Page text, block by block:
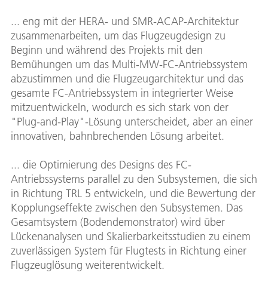
... eng mit der HERA- und SMR-ACAP-Architektur
zusammenarbeiten, um das Flugzeugdesign zu
Beginn und während des Projekts mit den
Bemühungen um das Multi-MW-FC-Antriebssystem
abzustimmen und die Flugzeugarchitektur und das
gesamte FC-Antriebssystem in integrierter Weise
mitzuentwickeln, wodurch es sich stark von der
"Plug-and-Play"-Lösung unterscheidet, aber an einer
innovativen, bahnbrechenden Lösung arbeitet.
... die Optimierung des Designs des FC-
Antriebssystems parallel zu den Subsystemen, die sich
in Richtung TRL 5 entwickeln, und die Bewertung der
Kopplungseffekte zwischen den Subsystemen. Das
Gesamtsystem (Bodendemonstrator) wird über
Lückenanalysen und Skalierbarkeitsstudien zu einem
zuverlässigen System für Flugtests in Richtung einer
Flugzeuglösung weiterentwickelt.